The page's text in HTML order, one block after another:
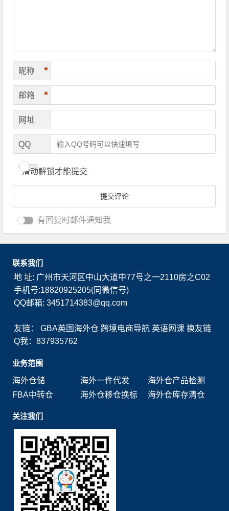
昵称 *
邮箱 *
网址
QQ
滑动解锁才能提交
有回复时邮件通知我
联系我们
地 址: 广州市天河区中山大道中77号之一2110房之C02
手机号:18820925205(同微信号)
QQ邮箱: 3451714383@qq.com
友链：GBA英国海外仓 跨境电商导航 英语网课 换友链
Q我：837935762
业务范围
海外仓储
海外一件代发
海外仓产品检测
FBA中转仓
海外仓移仓换标 海外仓库存清仓
关注我们